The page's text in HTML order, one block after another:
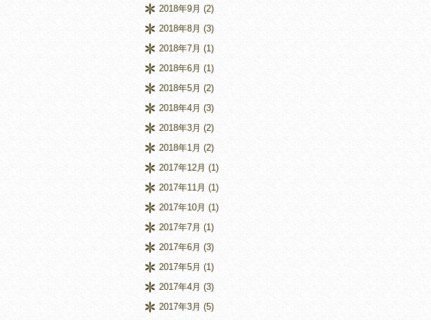
2018年9月 (2)
2018年8月 (3)
2018年7月 (1)
2018年6月 (1)
2018年5月 (2)
2018年4月 (3)
2018年3月 (2)
2018年1月 (2)
2017年12月 (1)
2017年11月 (1)
2017年10月 (1)
2017年7月 (1)
2017年6月 (3)
2017年5月 (1)
2017年4月 (3)
2017年3月 (5)